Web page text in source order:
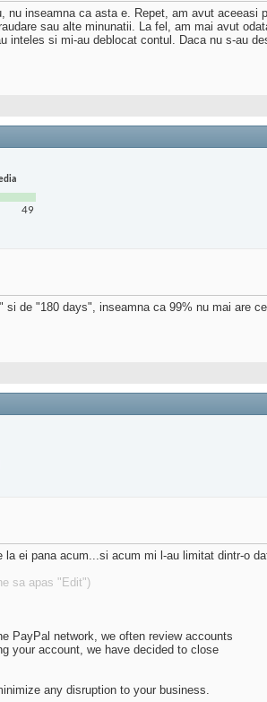
nu inseamna ca asta e. Repet, am avut
sau alte minunatii. La fel, am mai avut
inteles si mi-au deblocat contul. Daca nu s-au
49
si de "180 days", inseamna ca 99% nu mai are
la ei pana acum...si acum mi l-au limitat dintr-o
sa apas "Edit")
PayPal network, we often review accounts
your account, we have decided to close
any disruption to your business.